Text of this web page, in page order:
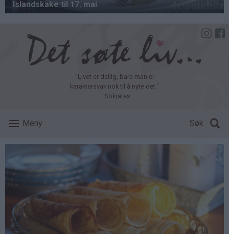
"Livet er deilig, bare man er
karaktersvak nok til å nyte det."
– Sokrates
Meny Søk